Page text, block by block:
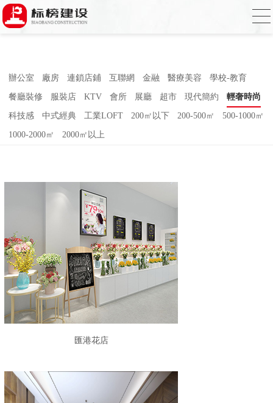
小蝌蚪影院在线观看,小蝌蚪影院污片,小蝌
蚪短视频APP,蝌蚪窉成人精品视频
辦公室 廠房 連鎖店鋪 互聯網 金融 醫療美容 學校-教育
餐廳裝修 服裝店 KTV 會所 展廳 超市 現代簡約 輕奢時尚
科技感 中式經典 工業LOFT 200㎡以下 200-500㎡ 500-1000㎡
1000-2000㎡ 2000㎡以上
匯港花店